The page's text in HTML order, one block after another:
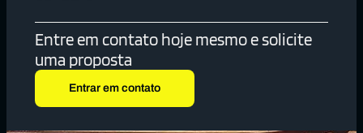
Entre em contato hoje mesmo e solicite
uma proposta
Entrar em contato